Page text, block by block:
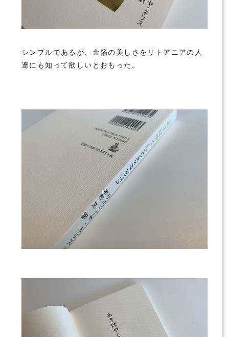
シンプルであるが、金箔の美しさをリトアニアの人
達にも知って欲しいとおもった。